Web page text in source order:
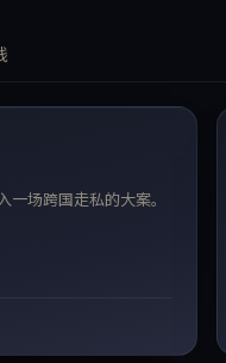
场跨国走私的大案。